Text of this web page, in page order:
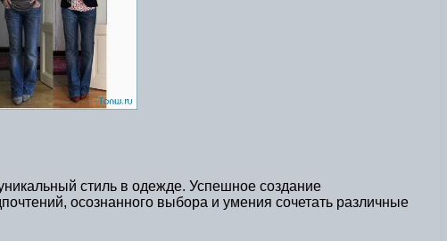
стиль в одежде. Успешное создание
осознанного выбора и умения сочетать различные